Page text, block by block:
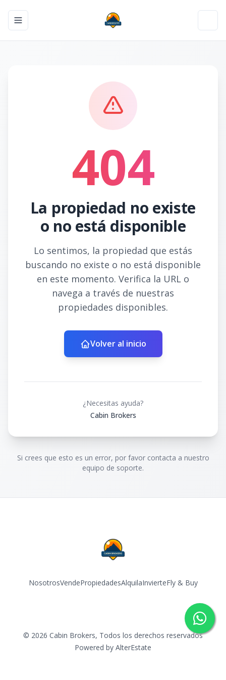
Toggle navigation menu
404
La propiedad no existe
o no está disponible
Lo sentimos, la propiedad que estás
buscando no existe o no está disponible
en este momento. Verifica la URL o
navega a través de nuestras
propiedades disponibles.
Volver al inicio
¿Necesitas ayuda?
Cabin Brokers
Si crees que esto es un error, por favor contacta a nuestro
equipo de soporte.
NosotrosVendePropiedadesAlquilaInvierteFly & Buy
© 2026 Cabin Brokers, Todos los derechos reservados
Powered by AlterEstate